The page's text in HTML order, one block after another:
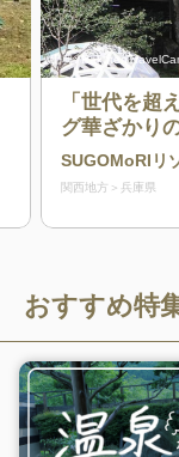
出典:
「世代を超
グ華ざかり
を演出しま
SUGOMoRIリ
関西地方 兵庫県
おすすめ特